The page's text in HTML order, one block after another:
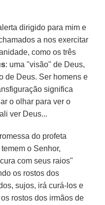
dirigido para mim e
a nos exercitar
como os três
: uma "visão" de Deus,
de Deus. Ser homens e
significa
o olhar para ver o
ver Deus...
do profeta
o Senhor,
com seus raios"
os rostos dos
sujos, irá curá-los e
rostos dos irmãos de